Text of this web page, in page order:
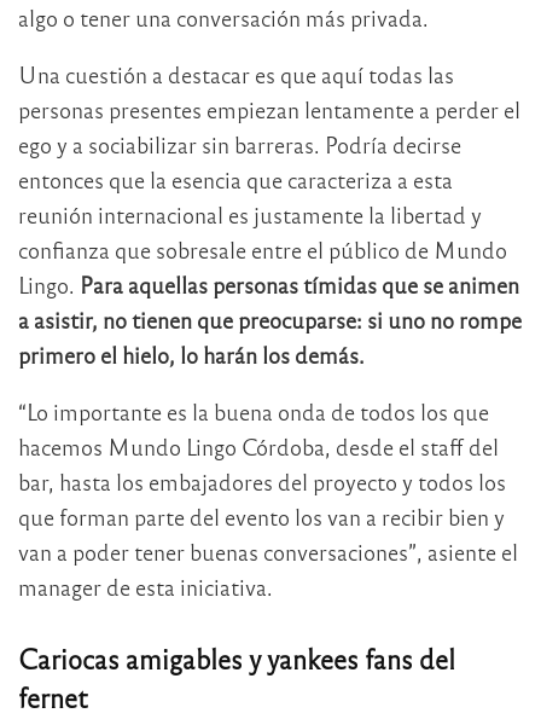
algo o tener una conversación más privada.
Una cuestión a destacar es que aquí todas las
personas presentes empiezan lentamente a perder el
ego y a sociabilizar sin barreras. Podría decirse
entonces que la esencia que caracteriza a esta
reunión internacional es justamente la libertad y
confianza que sobresale entre el público de Mundo
Lingo. Para aquellas personas tímidas que se animen
a asistir, no tienen que preocuparse: si uno no rompe
primero el hielo, lo harán los demás.
“Lo importante es la buena onda de todos los que
hacemos Mundo Lingo Córdoba, desde el staff del
bar, hasta los embajadores del proyecto y todos los
que forman parte del evento los van a recibir bien y
van a poder tener buenas conversaciones”, asiente el
manager de esta iniciativa.
Cariocas amigables y yankees fans del
fernet